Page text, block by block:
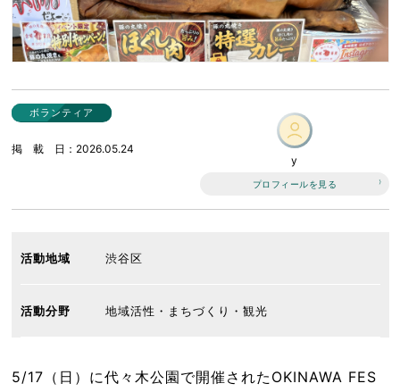
ボランティア
掲載日
2026.05.24
y
プロフィールを見る
活動地域 渋谷区
活動分野 地域活性・まちづくり・観光
5/17（日）に代々木公園で開催されたOKINAWA FES